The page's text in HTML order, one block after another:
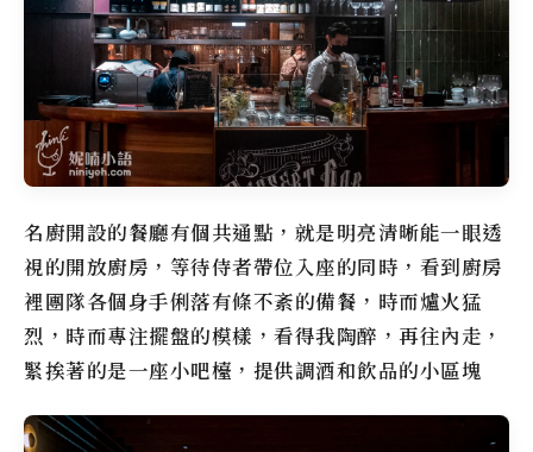
名廚開設的餐廳有個共通點，就是明亮清晰能一眼透
視的開放廚房，等待侍者帶位入座的同時，看到廚房
裡團隊各個身手俐落有條不紊的備餐，時而爐火猛
烈，時而專注擺盤的模樣，看得我陶醉，再往內走，
緊挨著的是一座小吧檯，提供調酒和飲品的小區塊